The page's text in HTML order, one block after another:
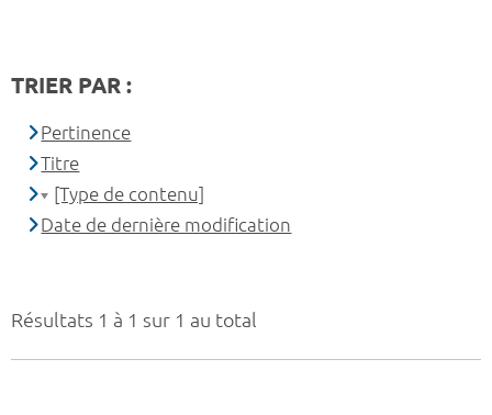
Résultats 1 à 1 sur 1 au total
TRIER PAR :
Pertinence
Titre
[Type de contenu]
Date de dernière modification